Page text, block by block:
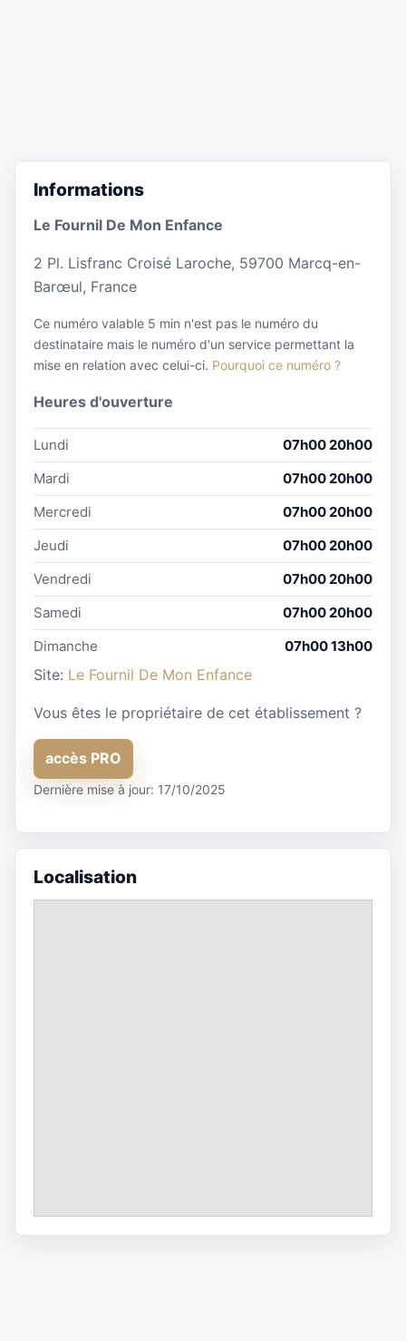
Informations
Le Fournil De Mon Enfance
2 Pl. Lisfranc Croisé Laroche, 59700 Marcq-en-
Barœul, France
Ce numéro valable 5 min n'est pas le numéro du
destinataire mais le numéro d'un service permettant la
mise en relation avec celui-ci. Pourquoi ce numéro ?
Heures d'ouverture
Lundi
07h00 20h00
Mardi
07h00 20h00
Mercredi
07h00 20h00
Jeudi
07h00 20h00
Vendredi
07h00 20h00
Samedi
07h00 20h00
Dimanche
07h00 13h00
Site: Le Fournil De Mon Enfance
Vous êtes le propriétaire de cet établissement ?
accès PRO
Dernière mise à jour: 17/10/2025
Localisation